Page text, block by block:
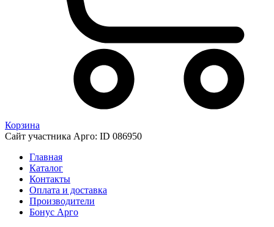
Корзина
Сайт участника Арго: ID 086950
Главная
Каталог
Контакты
Оплата и доставка
Производители
Бонус Арго